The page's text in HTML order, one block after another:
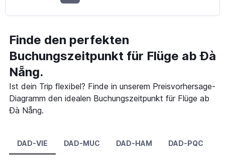
Finde den perfekten
Buchungszeitpunkt für Flüge ab Đà
Nẵng.
Ist dein Trip flexibel? Finde in unserem Preisvorhersage-
Diagramm den idealen Buchungszeitpunkt für Flüge ab
Đà Nẵng.
DAD-VIE DAD-MUC DAD-HAM DAD-PQC